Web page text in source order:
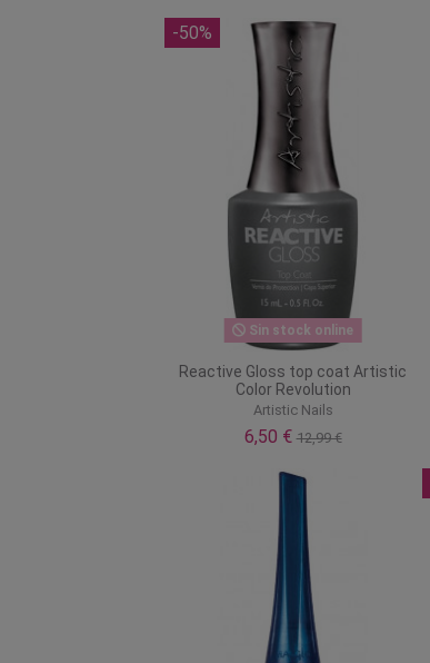
-50%
Sin stock online
Reactive Gloss top coat Artistic
Color Revolution
Artistic Nails
6,50 €12,99 €